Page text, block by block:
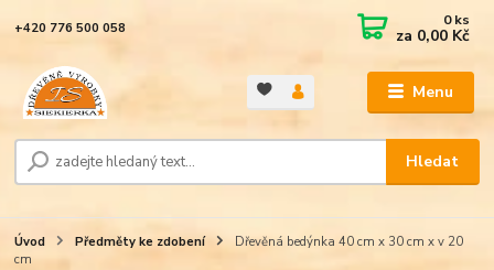
Menu
Hledat
+420 776 500 058 0ks
za 0,00 Kč
Úvod Předměty ke zdobení
Dřevěná bedýnka 40 cm x 30 cm x v 20
cm